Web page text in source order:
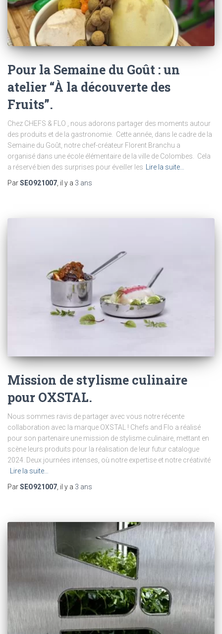
Pour la Semaine du Goût : un
atelier “À la découverte des
Fruits”.
Chez CHEFS & FLO , nous adorons partager des moments autour
des produits et de la gastronomie. Cette année, dans le cadre de la
Semaine du Goût, notre chef-créateur Florent Branchu a
organisé dans une école élémentaire de la ville de Colombes. Cela
a réservé bien des surprises pour éveiller les Lire la suite…
ParSEO921007, il y a 3 ans
Mission de stylisme culinaire
pour OXSTAL.
Nous sommes ravis de partager avec vous notre récente
collaboration avec la marque OXSTAL ! Chefs and Flo a réalisé
pour son partenaire une mission de stylisme culinaire, mettant en
scène leurs produits pour la réalisation de leur futur catalogue
2024. Deux journées intenses, où notre expertise et notre créativité
Lire la suite…
ParSEO921007 , il y a 3 ans